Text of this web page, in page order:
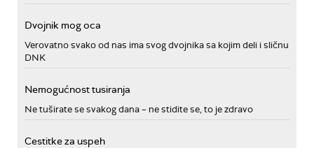
Dvojnik mog oca
Verovatno svako od nas ima svog dvojnika sa kojim deli i sličnu
DNK
Nemogućnost tusiranja
Ne tuširate se svakog dana – ne stidite se, to je zdravo
Cestitke za uspeh